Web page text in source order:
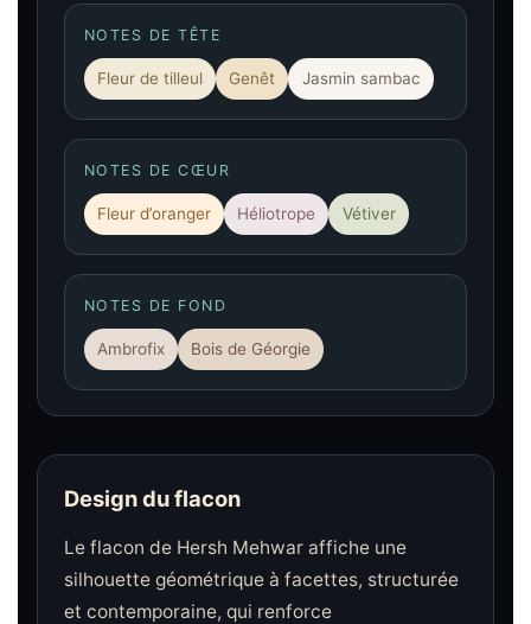
NOTES DE TÊTE
Fleur de tilleul Genêt Jasmin sambac
NOTES DE CŒUR
Fleur d’oranger Héliotrope Vétiver
NOTES DE FOND
Ambrofix Bois de Géorgie
Design du flacon
Le flacon de Hersh Mehwar affiche une
silhouette géométrique à facettes, structurée
et contemporaine, qui renforce